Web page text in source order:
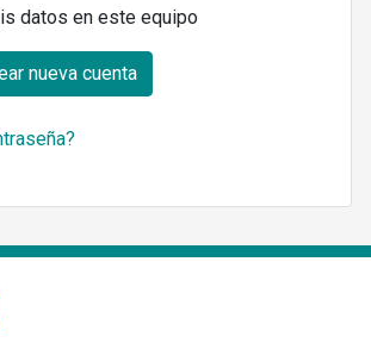
datos en este equipo
nueva cuenta